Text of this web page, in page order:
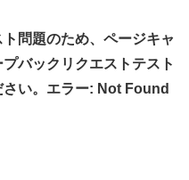
問題のため、ページキャ
バックリクエストテスト
い。エラー: Not Found